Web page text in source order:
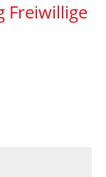
Freiwillige